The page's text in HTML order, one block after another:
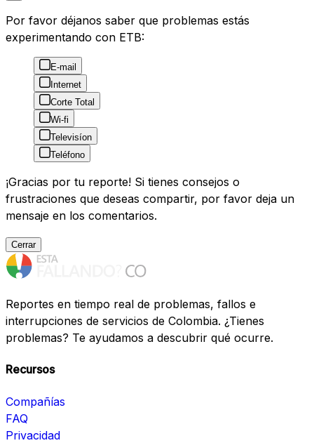
Por favor déjanos saber que problemas estás
experimentando con ETB:
E-mail
Internet
Corte Total
Wi-fi
Televisíon
Teléfono
¡Gracias por tu reporte! Si tienes consejos o
frustraciones que deseas compartir, por favor deja un
mensaje en los comentarios.
Cerrar
Reportes en tiempo real de problemas, fallos e
interrupciones de servicios de Colombia. ¿Tienes
problemas? Te ayudamos a descubrir qué ocurre.
Recursos
Compañías
FAQ
Privacidad